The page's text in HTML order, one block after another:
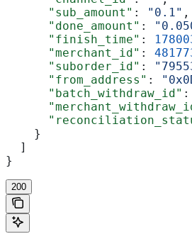
      "sub_amount"
: "0.1" ,
      "done_amount"
:
      "finish_time"
:
      "merchant_id"
:
      "suborder_id"
:
      "from_address"
:
      "batch_withdraw_id"
:
    }
  ]
}
200